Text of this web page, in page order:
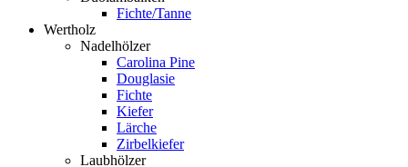
Fichte/Tanne
Wertholz
Nadelhölzer
Carolina Pine
Douglasie
Fichte
Kiefer
Lärche
Zirbelkiefer
Laubhölzer